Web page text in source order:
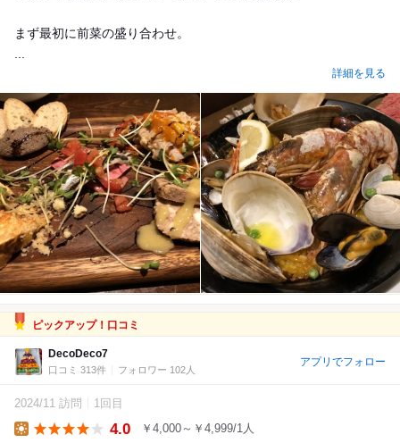
まず最初に前菜の盛り合わせ。
詳細を見る
ピックアップ！口コミ
DecoDeco7
口コミ 313件 フォロワー 102人
アプリでフォロー
2024/11 訪問 1回目
4.0 ￥4,000～￥4,999/1人